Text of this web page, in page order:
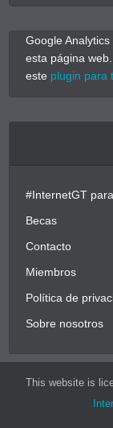
Google
esta página
este plugin para
#InternetGT
Becas
Contacto
Miembros
Política de
Sobre nosotros
This website is